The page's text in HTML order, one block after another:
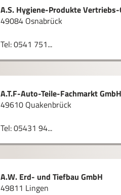
A.S. Hygiene-Produkte Vertriebs-
49084 Osnabrück
Tel: 0541 751...
A.T.F-Auto-Teile-Fachmarkt GmbH
49610 Quakenbrück
Tel: 05431 94...
A.W. Erd- und Tiefbau GmbH
49811 Lingen